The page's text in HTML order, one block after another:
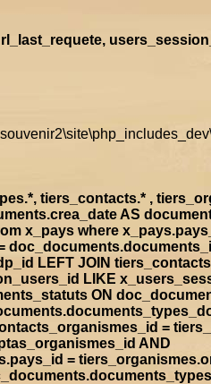
tiers_contacts.* ,
AS
x_pays where
LEFT JOIN
LIKE
ON
=
AND
=